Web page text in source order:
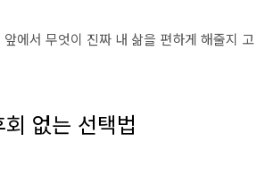
에서 무엇이 진짜 내 삶을 편하게 해줄지 고
없는 선택법